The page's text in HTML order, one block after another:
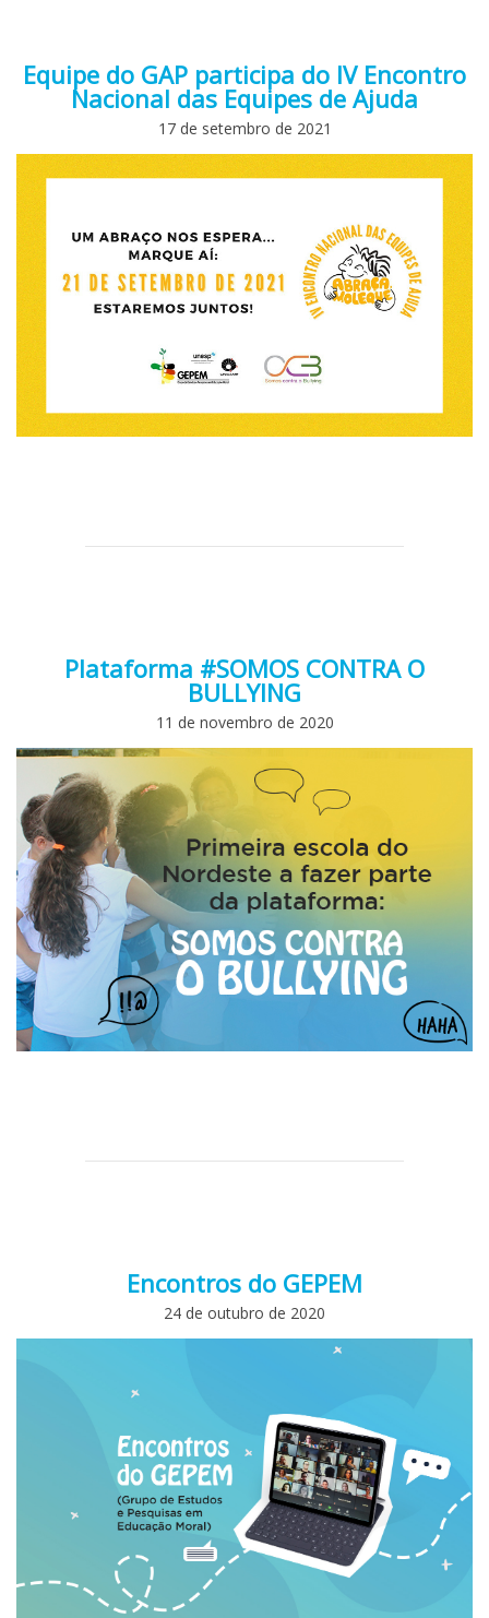
Equipe do GAP participa do IV Encontro
Nacional das Equipes de Ajuda
17 de setembro de 2021
Plataforma #SOMOS CONTRA O
BULLYING
11 de novembro de 2020
Encontros do GEPEM
24 de outubro de 2020